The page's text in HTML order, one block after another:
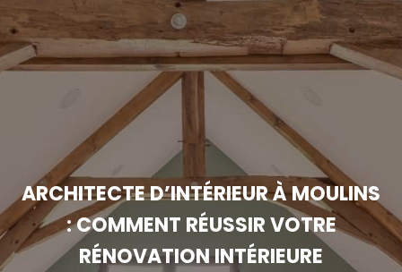
ARCHITECTE D’INTÉRIEUR À MOULINS
: COMMENT RÉUSSIR VOTRE
RÉNOVATION INTÉRIEURE